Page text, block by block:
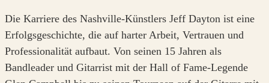
Die Karriere des Nashville-Künstlers Jeff Dayton ist eine
Erfolgsgeschichte, die auf harter Arbeit, Vertrauen und
Professionalität aufbaut. Von seinen 15 Jahren als
Bandleader und Gitarrist mit der Hall of Fame-Legende